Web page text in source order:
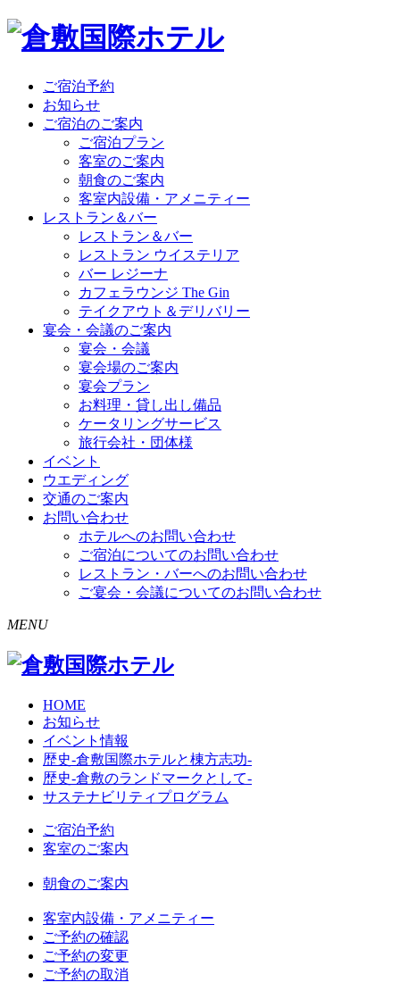
ご宿泊予約
お知らせ
ご宿泊のご案内
ご宿泊プラン
客室のご案内
朝食のご案内
客室内設備・アメニティー
レストラン＆バー
レストラン＆バー
レストラン ウイステリア
バー レジーナ
カフェラウンジ The Gin
テイクアウト＆デリバリー
宴会・会議のご案内
宴会・会議
宴会場のご案内
宴会プラン
お料理・貸し出し備品
ケータリングサービス
旅行会社・団体様
イベント
ウエディング
交通のご案内
お問い合わせ
ホテルへのお問い合わせ
ご宿泊についてのお問い合わせ
レストラン・バーへのお問い合わせ
ご宴会・会議についてのお問い合わせ
MENU
HOME
お知らせ
イベント情報
歴史-倉敷国際ホテルと棟方志功-
歴史-倉敷のランドマークとして-
サステナビリティプログラム
ご宿泊予約
客室のご案内
朝食のご案内
客室内設備・アメニティー
ご予約の確認
ご予約の変更
ご予約の取消